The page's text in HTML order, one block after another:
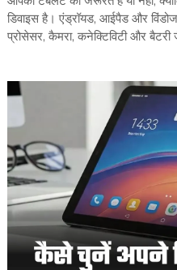
डिवाइस है। एंड्रॉयड, आईपैड और
प्रोसेसर, कैमरा, कनेक्टिविटी और